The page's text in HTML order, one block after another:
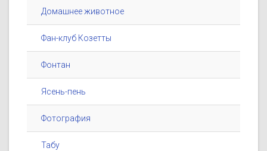
Домашнее животное
Фан-клуб Козетты
Фонтан
Ясень-пень
Фотография
Табу